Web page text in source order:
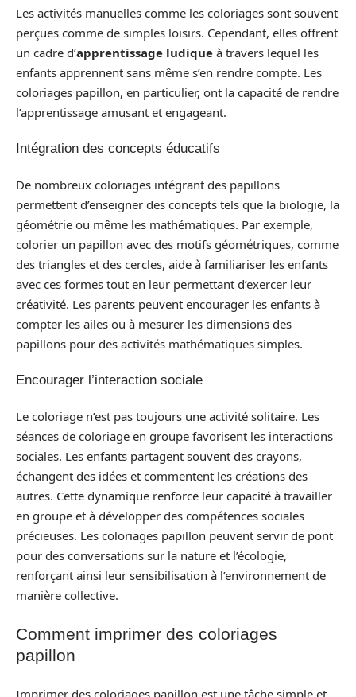
Les activités manuelles comme les coloriages sont souvent
perçues comme de simples loisirs. Cependant, elles offrent
un cadre d’apprentissage ludique à travers lequel les
enfants apprennent sans même s’en rendre compte. Les
coloriages papillon, en particulier, ont la capacité de rendre
l’apprentissage amusant et engageant.
Intégration des concepts éducatifs
De nombreux coloriages intégrant des papillons
permettent d’enseigner des concepts tels que la biologie, la
géométrie ou même les mathématiques. Par exemple,
colorier un papillon avec des motifs géométriques, comme
des triangles et des cercles, aide à familiariser les enfants
avec ces formes tout en leur permettant d’exercer leur
créativité. Les parents peuvent encourager les enfants à
compter les ailes ou à mesurer les dimensions des
papillons pour des activités mathématiques simples.
Encourager l’interaction sociale
Le coloriage n’est pas toujours une activité solitaire. Les
séances de coloriage en groupe favorisent les interactions
sociales. Les enfants partagent souvent des crayons,
échangent des idées et commentent les créations des
autres. Cette dynamique renforce leur capacité à travailler
en groupe et à développer des compétences sociales
précieuses. Les coloriages papillon peuvent servir de pont
pour des conversations sur la nature et l’écologie,
renforçant ainsi leur sensibilisation à l’environnement de
manière collective.
Comment imprimer des coloriages
papillon
Imprimer des coloriages papillon est une tâche simple et